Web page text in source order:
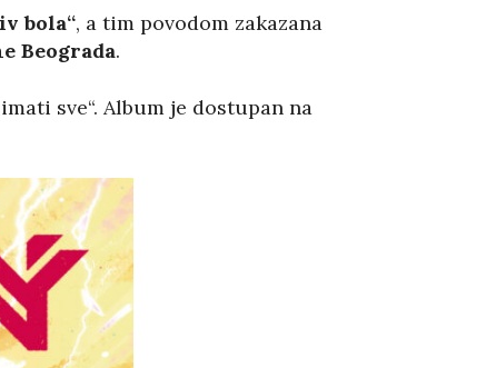
bola“, a tim povodom zakazana
Beograda.
sve“. Album je dostupan na